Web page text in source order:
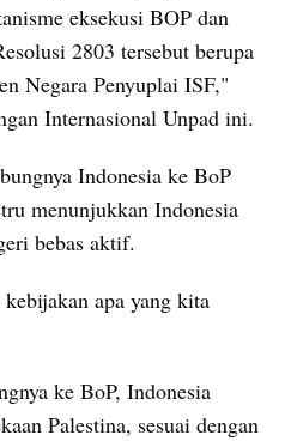
eksekusi BOP dan
2803 tersebut berupa
Negara Penyuplai ISF,"
Internasional Unpad ini.
Indonesia ke BoP
menunjukkan Indonesia
bebas aktif.
apa yang kita
ke BoP, Indonesia
Palestina, sesuai dengan